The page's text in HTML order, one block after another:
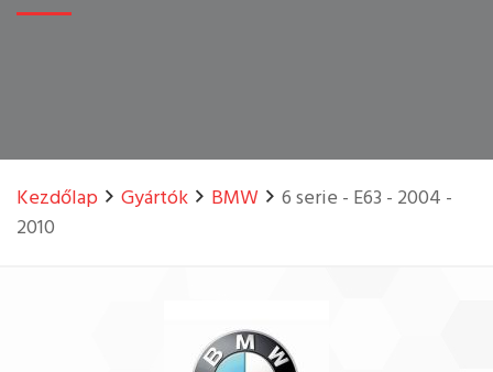
Kezdőlap Gyártók BMW
6 serie - E63 - 2004 -
2010